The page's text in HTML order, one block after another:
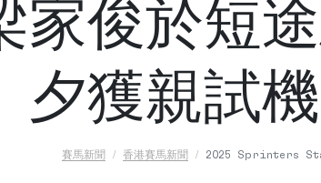
家俊於短
夕獲親試
賽馬新聞 香港賽馬新聞 2025 Sprinters